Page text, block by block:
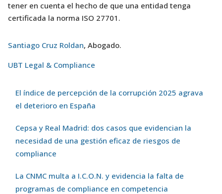
tener en cuenta el hecho de que una entidad tenga
certificada la norma ISO 27701.
Santiago Cruz Roldan, Abogado.
UBT Legal & Compliance
El índice de percepción de la corrupción 2025 agrava
el deterioro en España
Cepsa y Real Madrid: dos casos que evidencian la
necesidad de una gestión eficaz de riesgos de
compliance
La CNMC multa a I.C.O.N. y evidencia la falta de
programas de compliance en competencia